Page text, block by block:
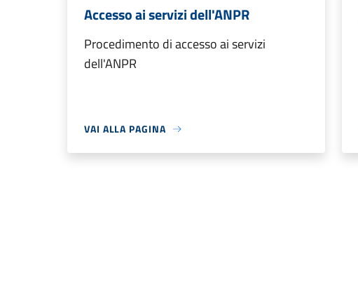
Accesso ai servizi dell'ANPR
Procedimento di accesso ai servizi
dell'ANPR
VAI ALLA PAGINA